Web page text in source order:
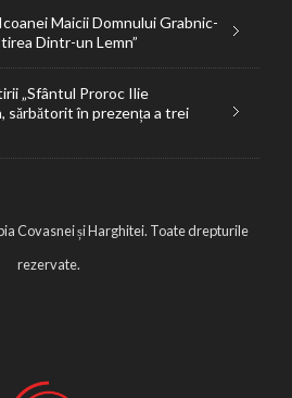
Maicii Domnului Grabnic-
Dintr-un Lemn”
„Sfântul Proroc Ilie
sărbătorit în prezența a trei
Covasnei și Harghitei. Toate drepturile
rezervate.